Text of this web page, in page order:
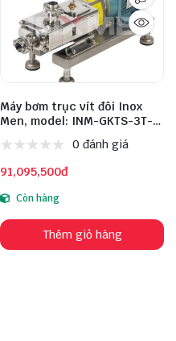
Máy bơm trục vít đôi Inox
Men, model: INM-GKTS-3T-
0 đánh giá
91,095,500đ
Còn hàng
Thêm giỏ hàng